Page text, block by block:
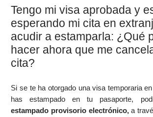
Tengo mi visa aprobada y
esperando mi cita en
acudir a estamparla: ¿Qué
hacer ahora que me
cita?
Si se te ha otorgado una visa temporaria
has estampado en tu pasaporte,
estampado provisorio electrónico,a